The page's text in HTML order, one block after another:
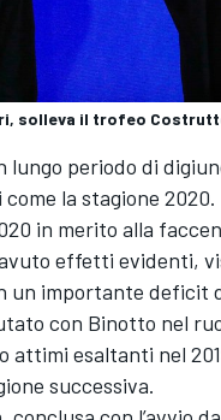
solleva il trofeo
periodo di
la stagione
in merito alla
effetti evidenti,
un importante deficit
con Binotto nel
esaltanti nel
successiva.